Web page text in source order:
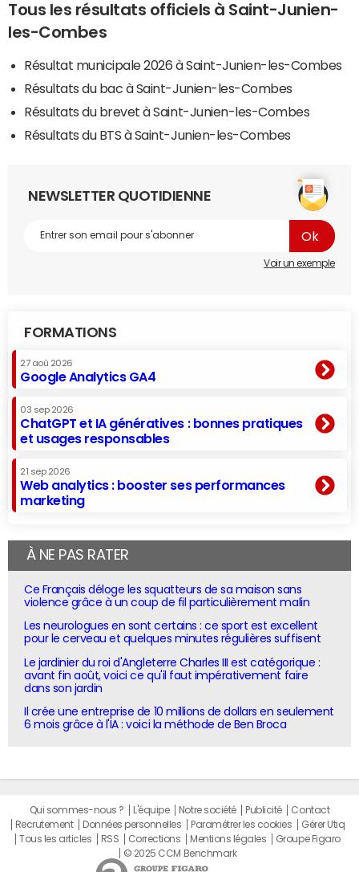
Tous les résultats officiels à Saint-Junien-
les-Combes
Résultat municipale 2026 à Saint-Junien-les-Combes
Résultats du bac à Saint-Junien-les-Combes
Résultats du brevet à Saint-Junien-les-Combes
Résultats du BTS à Saint-Junien-les-Combes
NEWSLETTER QUOTIDIENNE
Voir un exemple
FORMATIONS
27 aoû 2026
Google Analytics GA4
03 sep 2026
ChatGPT et IA génératives : bonnes pratiques
et usages responsables
21 sep 2026
Web analytics : booster ses performances
marketing
À NE PAS RATER
Ce Français déloge les squatteurs de sa maison sans
violence grâce à un coup de fil particulièrement malin
Les neurologues en sont certains : ce sport est excellent
pour le cerveau et quelques minutes régulières suffisent
Le jardinier du roi d'Angleterre Charles III est catégorique :
avant fin août, voici ce qu'il faut impérativement faire
dans son jardin
Il crée une entreprise de 10 millions de dollars en seulement
6 mois grâce à l'IA : voici la méthode de Ben Broca
Qui sommes-nous ? L'équipe Notre société Publicité
Contact
Recrutement
Données personnelles Paramétrer les cookies
Gérer Utiq
Tous les articles
RSS Corrections Mentions légales
Groupe Figaro
© 2025 CCM Benchmark